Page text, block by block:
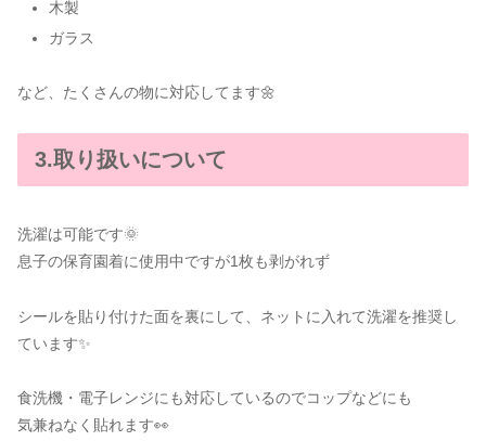
木製
ガラス
など、たくさんの物に対応してます🌼
3.取り扱いについて
洗濯は可能です🌞
息子の保育園着に使用中ですが1枚も剥がれず
シールを貼り付けた面を裏にして、ネットに入れて洗濯を推奨し
ています✨️
食洗機・電子レンジにも対応しているのでコップなどにも
気兼ねなく貼れます👀